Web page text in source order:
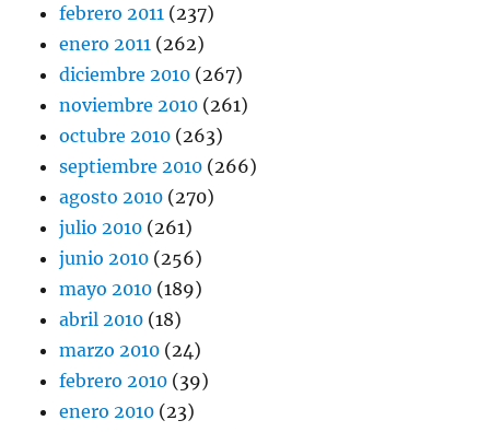
febrero 2011 (237)
enero 2011 (262)
diciembre 2010 (267)
noviembre 2010 (261)
octubre 2010 (263)
septiembre 2010 (266)
agosto 2010 (270)
julio 2010 (261)
junio 2010 (256)
mayo 2010 (189)
abril 2010 (18)
marzo 2010 (24)
febrero 2010 (39)
enero 2010 (23)